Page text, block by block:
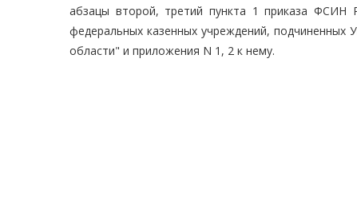
абзацы второй, третий пункта 1 приказа
федеральных казенных учреждений,
области" и приложения N 1, 2 к нему.